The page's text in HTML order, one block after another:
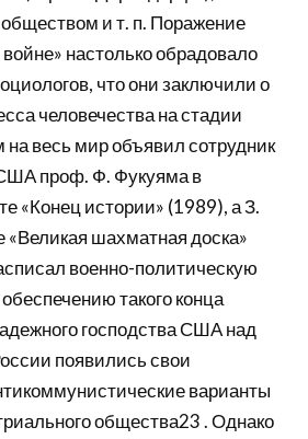
и т. п. Поражение
настолько обрадовало
что они заключили о
человечества на стадии
на весь мир объявил сотрудник
проф. Ф. Фукуяма в
«Конец истории» (1989), а З.
«Великая шахматная доска»
военно-политическую
такого конца
господства США над
появились свои
варианты
общества23 . Однако